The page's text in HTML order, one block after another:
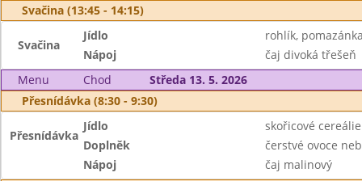
Svačina (13:45 - 14:15)
Svačina
Jídlo
rohlík,
Nápoj
čaj divoká třešeň
Menu
Chod
Středa 13. 5. 2026
Přesnídávka (8:30 - 9:30)
Přesnídávka
Jídlo
skořicové
Doplněk
čerstvé ovoce
Nápoj
čaj malinový